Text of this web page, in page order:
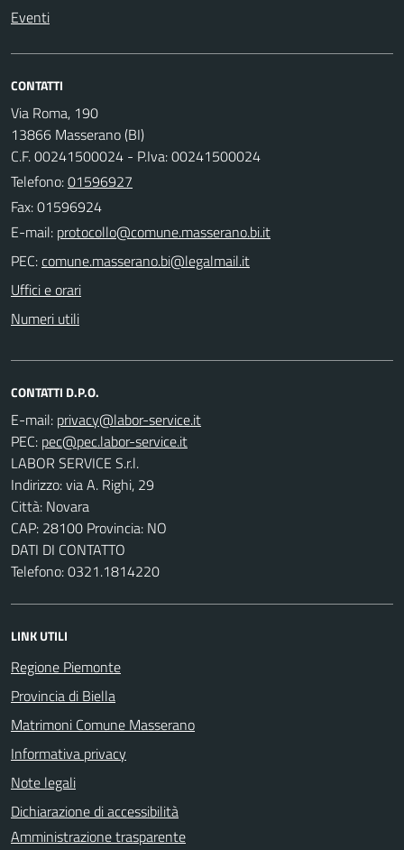
Eventi
CONTATTI
Via Roma, 190
13866 Masserano (BI)
C.F. 00241500024 - P.Iva: 00241500024
Telefono:01596927
Fax: 01596924
E-mail:
PEC:
Uffici e orari
Numeri utili
CONTATTI D.P.O.
E-mail:
PEC:
LABOR SERVICE S.r.l.
Indirizzo: via A. Righi, 29
Città: Novara
CAP: 28100 Provincia: NO
DATI DI CONTATTO
Telefono: 0321.1814220
LINK UTILI
Regione Piemonte
Provincia di Biella
Matrimoni Comune Masserano
Informativa privacy
Note legali
Dichiarazione di accessibilità
Amministrazione trasparente